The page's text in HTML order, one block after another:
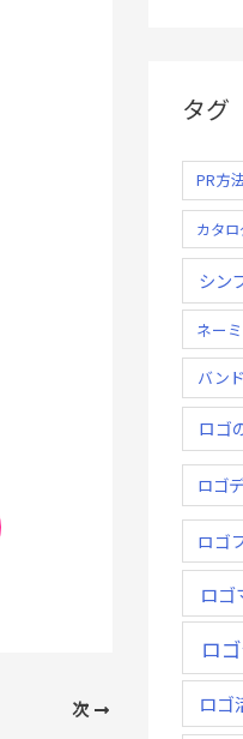
次
タグ
PR方
カタ
シン
ネー
バン
ロゴ
ロゴ
ロゴ
ロゴ
ロ
ロゴ